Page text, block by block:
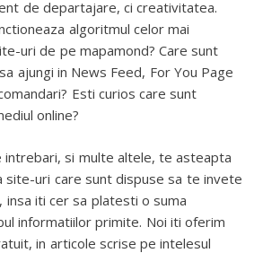
de departajare, ci creativitatea.
algoritmul celor mai
uri de pe mapamond? Care sunt
ajungi in News Feed, For You Page
Esti curios care sunt
online?
intrebari, si multe altele, te asteapta
site-uri care sunt dispuse sa te invete
insa iti cer sa platesti o suma
informatiilor primite. Noi iti oferim
in articole scrise pe intelesul